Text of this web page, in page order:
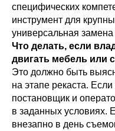
специфических
инструмент для
универсальная
Что делать, если
двигать мебель или
Это должно быть
на этапе рекаста. Если
постановщик и
в заданных условиях.
внезапно в день